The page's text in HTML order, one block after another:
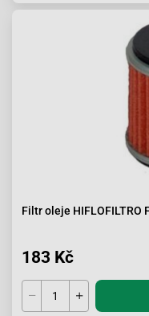
Filtr oleje HIFLOFILTRO
183 Kč